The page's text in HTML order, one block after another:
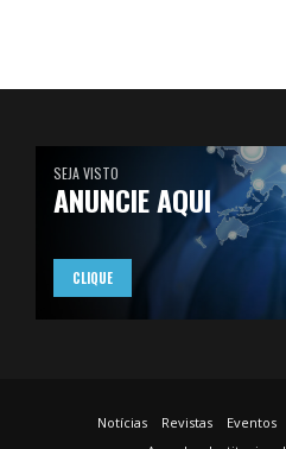
SEJA VISTO
ANUNCIE AQUI
CLIQUE
Notícias Revistas Eventos